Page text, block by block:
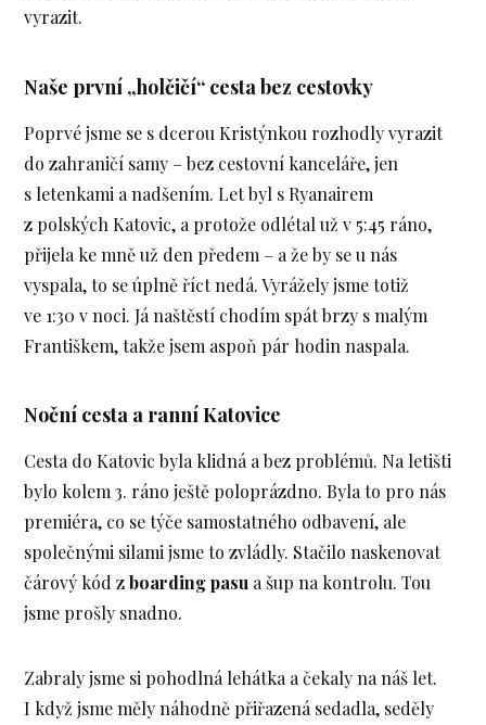
vyrazit.
Naše první „holčičí“ cesta bez cestovky
Poprvé jsme se s dcerou Kristýnkou rozhodly vyrazit
do zahraničí samy – bez cestovní kanceláře, jen
s letenkami a nadšením. Let byl s Ryanairem
z polských Katovic, a protože odlétal už v 5:45 ráno,
přijela ke mně už den předem – a že by se u nás
vyspala, to se úplně říct nedá. Vyrážely jsme totiž
ve 1:30 v noci. Já naštěstí chodím spát brzy s malým
Františkem, takže jsem aspoň pár hodin naspala.
Noční cesta a ranní Katovice
Cesta do Katovic byla klidná a bez problémů. Na letišti
bylo kolem 3. ráno ještě poloprázdno. Byla to pro nás
premiéra, co se týče samostatného odbavení, ale
společnými silami jsme to zvládly. Stačilo naskenovat
čárový kód zboarding pasu a šup na kontrolu. Tou
jsme prošly snadno.
Zabraly jsme si pohodlná lehátka a čekaly na náš let.
I když jsme měly náhodně přiřazená sedadla, seděly